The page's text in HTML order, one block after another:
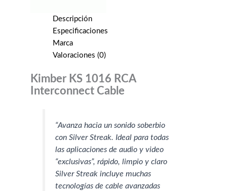
Descripción
Especificaciones
Marca
Valoraciones (0)
Kimber KS 1016 RCA
Interconnect Cable
“Avanza hacia un sonido soberbio
con Silver Streak. Ideal para todas
las aplicaciones de audio y video
“exclusivas”, rápido, limpio y claro
Silver Streak incluye muchas
tecnologías de cable avanzadas